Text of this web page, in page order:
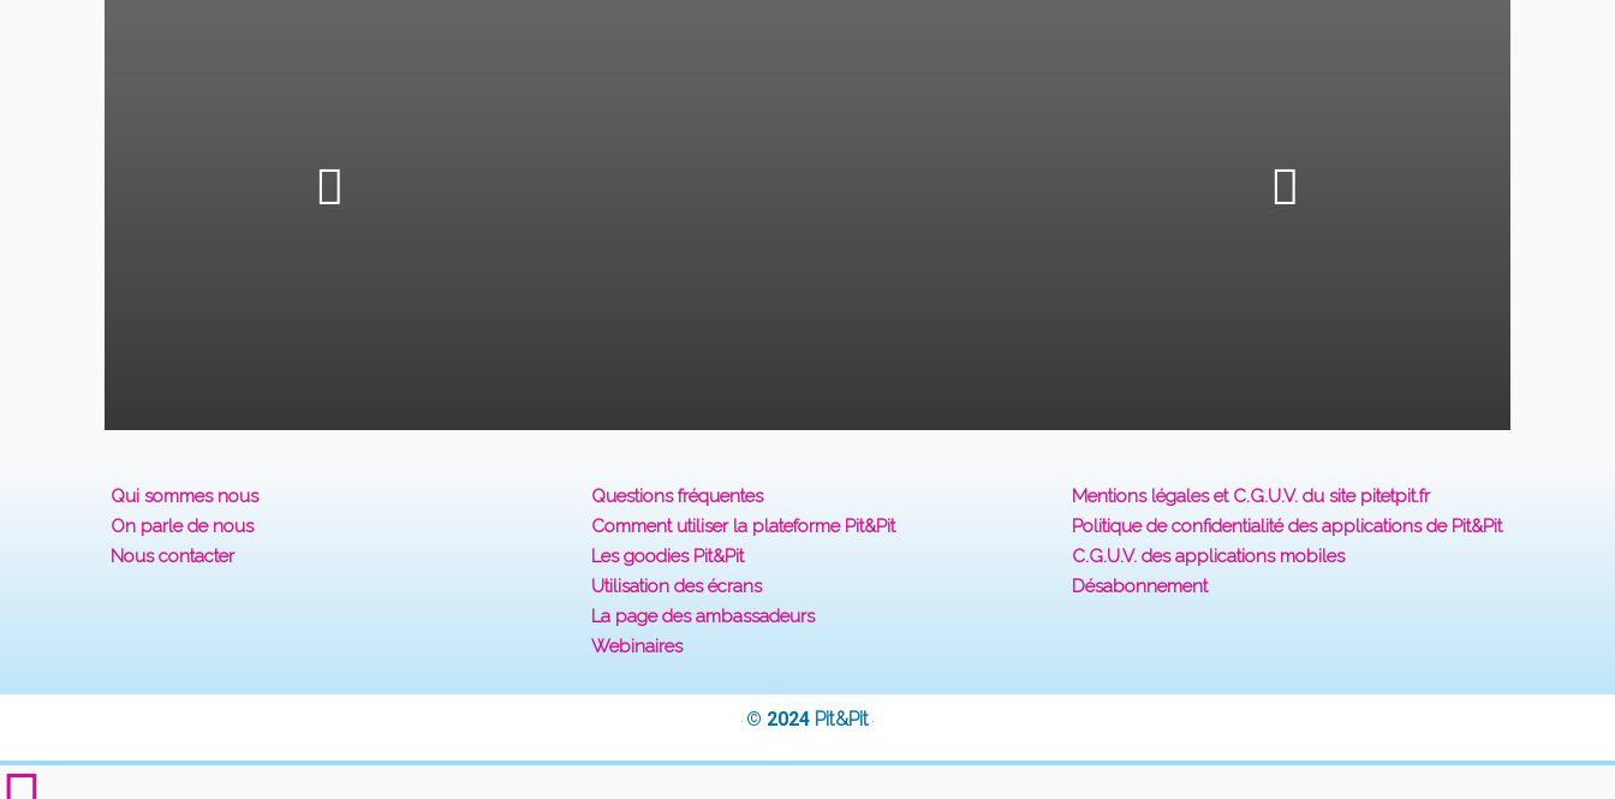
Qui sommes nous
On parle de nous
Nous contacter
Questions fréquentes
Comment utiliser la plateforme Pit&Pit
Les goodies Pit&Pit
Utilisation des écrans
La page des ambassadeurs
Webinaires
Mentions légales et C.G.U.V. du site pitetpit.fr
Politique de confidentialité des applications de Pit&Pit
C.G.U.V. des applications mobiles
Désabonnement
· © 2024 Pit&Pit ·